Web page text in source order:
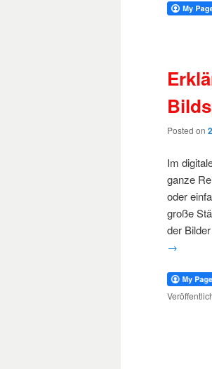
Posted on
Im
ganze
oder
große
der
→